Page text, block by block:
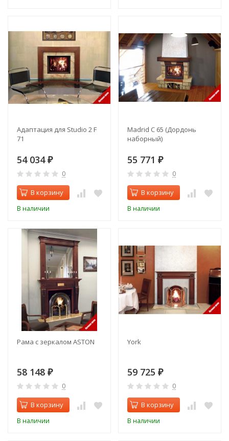
Адаптация для Studio 2 F
71
54 034 ₽
0
В корзину
В наличии
Madrid C 65 (Дордонь
наборный)
55 771 ₽
0
В корзину
В наличии
Рама с зеркалом ASTON
58 148 ₽
0
В корзину
В наличии
York
59 725 ₽
0
В корзину
В наличии